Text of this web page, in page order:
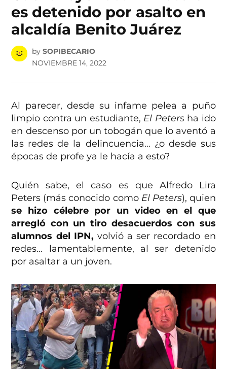
es detenido por asalto en
alcaldía Benito Juárez
by SOPIBECARIO
NOVIEMBRE 14, 2022
Al parecer, desde su infame pelea a puño
limpio contra un estudiante, El Peters ha ido
en descenso por un tobogán que lo aventó a
las redes de la delincuencia… ¿o desde sus
épocas de profe ya le hacía a esto?
Quién sabe, el caso es que Alfredo Lira
Peters (más conocido como El Peters), quien
se hizo célebre por un video en el que
arregló con un tiro desacuerdos con sus
alumnos del IPN, volvió a ser recordado en
redes… lamentablemente, al ser detenido
por asaltar a un joven.